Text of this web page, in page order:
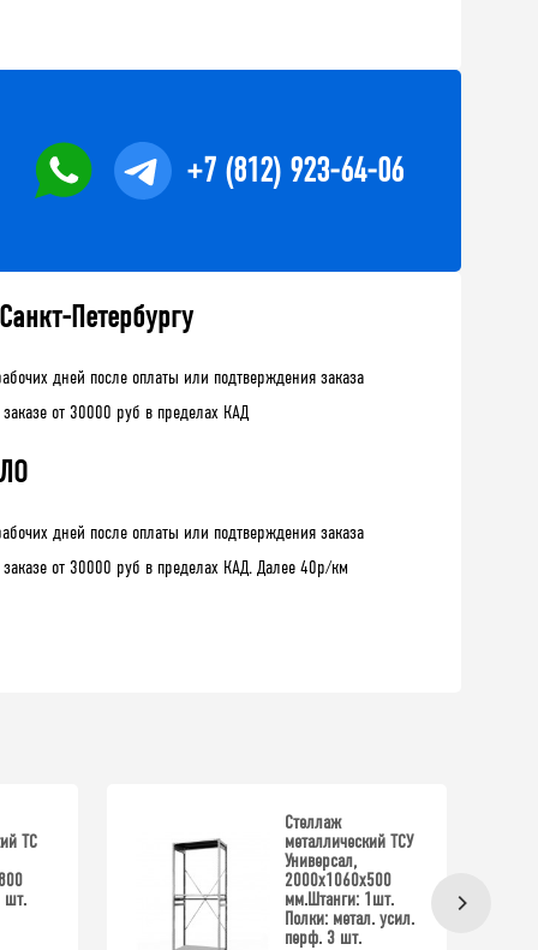
+7 (812) 923-64-06
Петербургу
дней после оплаты или подтверждения заказа
от 30000 руб в пределах КАД
дней после оплаты или подтверждения заказа
заказе от 30000 руб в пределах КАД. Далее 40р/км
ТС
шт.
Стеллаж
металлический ТСУ
Универсал,
2000x1060x500
мм.Штанги: 1шт.
Полки: метал. усил.
перф. 3 шт.